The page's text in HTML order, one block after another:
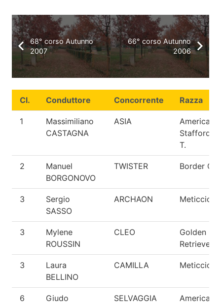
68° corso Autunno
2007
66° corso Autunno
2006
Cl. Conduttore Concorrente Razza
1
Massimiliano
CASTAGNA
ASIA
American
T.
2
Manuel
BORGONOVO
TWISTER Border
3
Sergio
SASSO
ARCHAON Meticcio
3
Mylene
ROUSSIN
CLEO
Golden
Retriever
3
Laura
BELLINO
CAMILLA Meticcio
6
Giudo
SELVAGGIA
American